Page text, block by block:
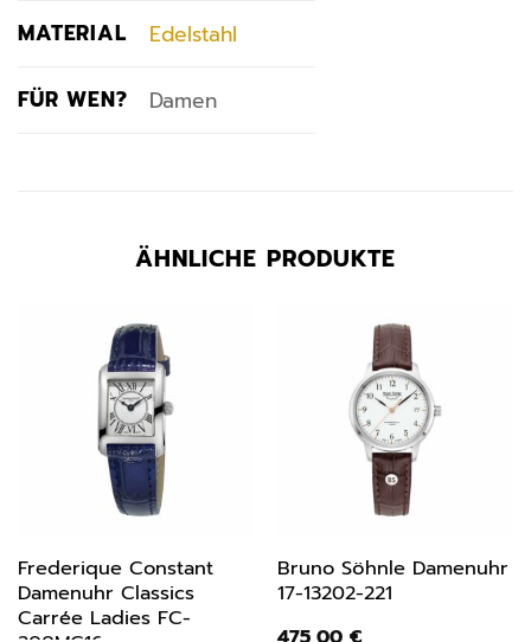
MATERIAL Edelstahl
FÜR WEN? Damen
ÄHNLICHE PRODUKTE
Frederique Constant
Damenuhr Classics
Carrée Ladies FC-
Bruno Söhnle Damenuhr
17-13202-221